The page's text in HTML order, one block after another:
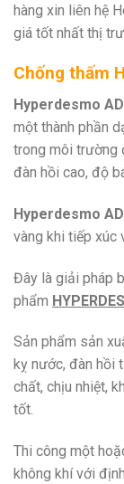
hàng xin liên hệ
giá tốt nhất thị
Chống thấm
Hyperdesmo
một thành phần
trong môi trường
đàn hồi cao, độ
Hyperdesmo
vàng khi tiếp xúc
Đây là giải pháp
phẩm
Sản phẩm sản
kỵ nước, đàn hồi
chất, chịu nhiệt,
tốt.
Thi công một
không khí với